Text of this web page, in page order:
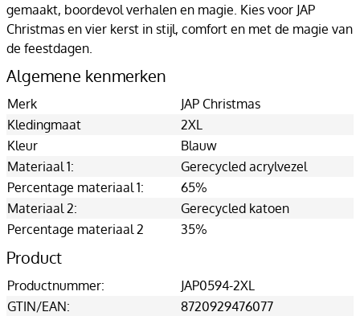
gemaakt, boordevol verhalen en magie. Kies voor JAP
Christmas en vier kerst in stijl, comfort en met de magie van
de feestdagen.
Algemene kenmerken
Merk
JAP Christmas
Kledingmaat
2XL
Kleur
Blauw
Materiaal 1:
Gerecycled acrylvezel
Percentage materiaal 1:
65%
Materiaal 2:
Gerecycled katoen
Percentage materiaal 2
35%
Product
Productnummer:
JAP0594-2XL
GTIN/EAN:
8720929476077